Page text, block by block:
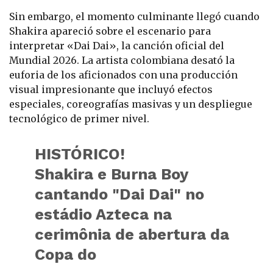
Sin embargo, el momento culminante llegó cuando
Shakira apareció sobre el escenario para
interpretar «Dai Dai», la canción oficial del
Mundial 2026. La artista colombiana desató la
euforia de los aficionados con una producción
visual impresionante que incluyó efectos
especiales, coreografías masivas y un despliegue
tecnológico de primer nivel.
HISTÓRICO!
Shakira e Burna Boy
cantando "Dai Dai" no
estádio Azteca na
cerimônia de abertura da
Copa do